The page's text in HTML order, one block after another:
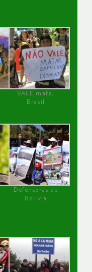
VALE mata,
Brasil
Defensoras de
Bolivia